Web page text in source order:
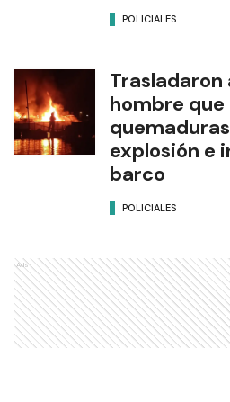
POLICIALES
Trasladaron
hombre
explosión e
barco
POLICIALES
Ads